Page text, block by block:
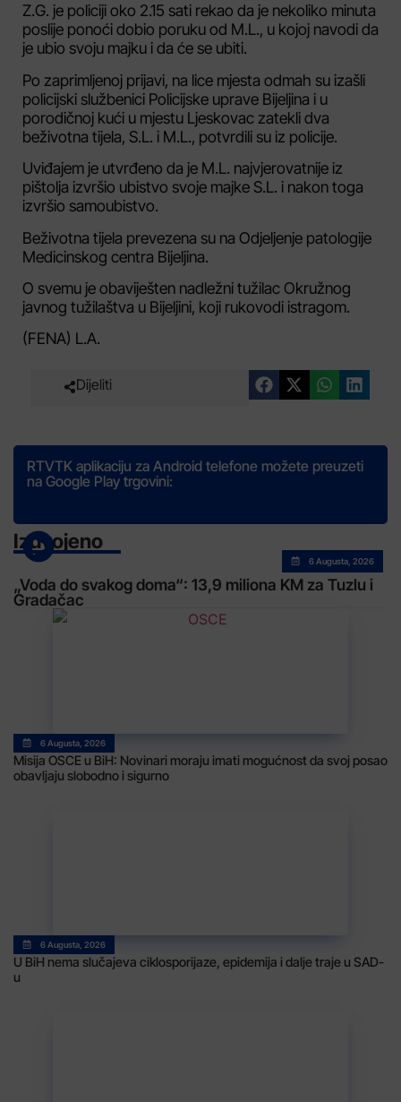
Z.G. je policiji oko 2.15 sati rekao da je nekoliko minuta
poslije ponoći dobio poruku od M.L., u kojoj navodi da
je ubio svoju majku i da će se ubiti.
Po zaprimljenoj prijavi, na lice mjesta odmah su izašli
policijski službenici Policijske uprave Bijeljina i u
porodičnoj kući u mjestu Ljeskovac zatekli dva
beživotna tijela, S.L. i M.L., potvrdili su iz policije.
Uviđajem je utvrđeno da je M.L. najvjerovatnije iz
pištolja izvršio ubistvo svoje majke S.L. i nakon toga
izvršio samoubistvo.
Beživotna tijela prevezena su na Odjeljenje patologije
Medicinskog centra Bijeljina.
O svemu je obaviješten nadležni tužilac Okružnog
javnog tužilaštva u Bijeljini, koji rukovodi istragom.
(FENA) L.A.
Dijeliti
RTVTK aplikaciju za Android telefone možete preuzeti
na Google Play trgovini:
Izdvojeno
6 Augusta, 2026
„Voda do svakog doma“: 13,9 miliona KM za Tuzlu i
Gradačac
6 Augusta, 2026
Misija OSCE u BiH: Novinari moraju imati mogućnost da svoj posao
obavljaju slobodno i sigurno
6 Augusta, 2026
U BiH nema slučajeva ciklosporijaze, epidemija i dalje traje u SAD-
u